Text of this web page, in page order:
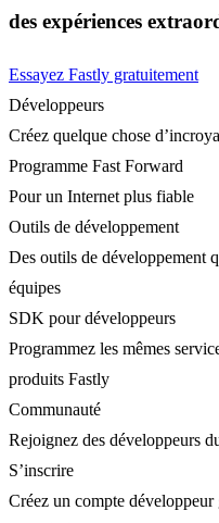
des expériences
Essayez Fastly gratuitement
Développeurs
Créez quelque chose
Programme Fast Forward
Pour un Internet plus fiable
Outils de développement
Des outils de développement
équipes
SDK pour développeurs
Programmez les mêmes
produits Fastly
Communauté
Rejoignez des développeurs
S’inscrire
Créez un compte développeur